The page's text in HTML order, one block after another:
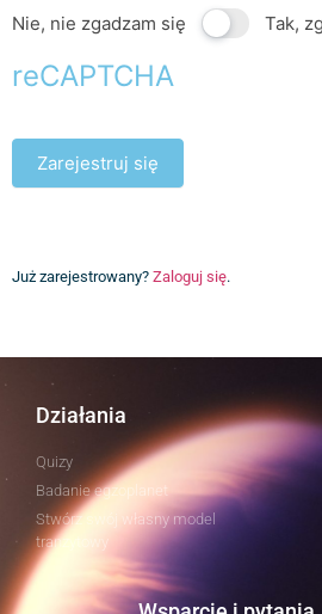
Nie, nie zgadzam się Tak,
reCAPTCHA
Zarejestruj się
Już zarejestrowany? Zaloguj się.
Działania
Quizy
Badanie egzoplanet
Stwórz swój własny model
tranzytowy